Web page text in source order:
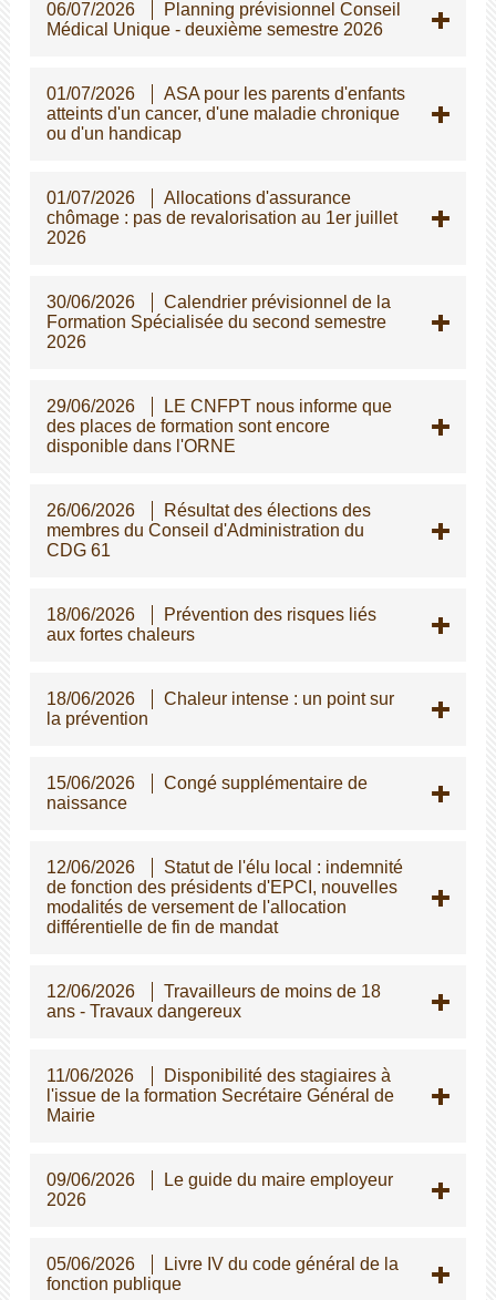
06/07/2026
Planning prévisionnel Conseil
Médical Unique - deuxième semestre 2026
01/07/2026
ASA pour les parents d'enfants
atteints d'un cancer, d'une maladie chronique
ou d'un handicap
01/07/2026
Allocations d'assurance
chômage : pas de revalorisation au 1er juillet
2026
30/06/2026
Calendrier prévisionnel de la
Formation Spécialisée du second semestre
2026
29/06/2026
LE CNFPT nous informe que
des places de formation sont encore
disponible dans l'ORNE
26/06/2026
Résultat des élections des
membres du Conseil d'Administration du
CDG 61
18/06/2026
Prévention des risques liés
aux fortes chaleurs
18/06/2026
Chaleur intense : un point sur
la prévention
15/06/2026
Congé supplémentaire de
naissance
12/06/2026
Statut de l'élu local : indemnité
de fonction des présidents d'EPCI, nouvelles
modalités de versement de l'allocation
différentielle de fin de mandat
12/06/2026
Travailleurs de moins de 18
ans - Travaux dangereux
11/06/2026
Disponibilité des stagiaires à
l'issue de la formation Secrétaire Général de
Mairie
09/06/2026
Le guide du maire employeur
2026
05/06/2026
Livre IV du code général de la
fonction publique